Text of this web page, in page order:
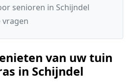
senioren in Schijndel
vragen
van uw tuin
in Schijndel